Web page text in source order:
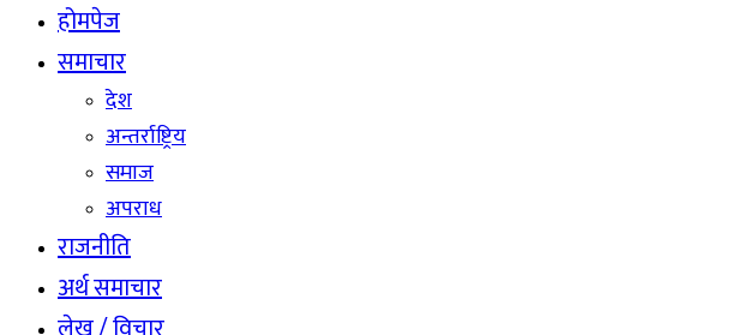
होमपेज
समाचार
देश
अन्तर्राष्ट्रिय
समाज
अपराध
राजनीति
अर्थ समाचार